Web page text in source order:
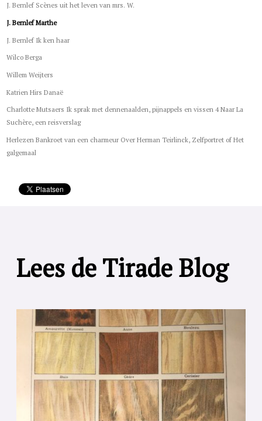
J. Bernlef Scènes uit het leven van mrs. W.
J. Bernlef Marthe
J. Bernlef Ik ken haar
Wilco Berga
Willem Weijters
Katrien Hirs Danaë
Charlotte Mutsaers Ik sprak met dennenaalden, pijnappels en vissen 4 Naar La
Suchère, een reisverslag
Herlezen Bankroet van een charmeur Over Herman Teirlinck, Zelfportret of Het
galgemaal
Lees de Tirade Blog